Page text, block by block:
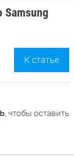
Samsung
К статье
, чтобы оставить